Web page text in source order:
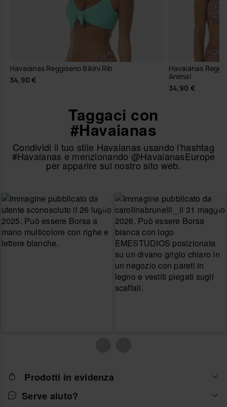
Havaianas Reggiseno Bikini Rib
34,90 €
Havaianas
Animal
34,90 €
Taggaci con
#Havaianas
Condividi il tuo stile Havaianas usando l'hashtag
#Havaianas e menzionando @HavaianasEurope
per apparire sul nostro sito web.
Prodotti in evidenza
Serve aiuto?